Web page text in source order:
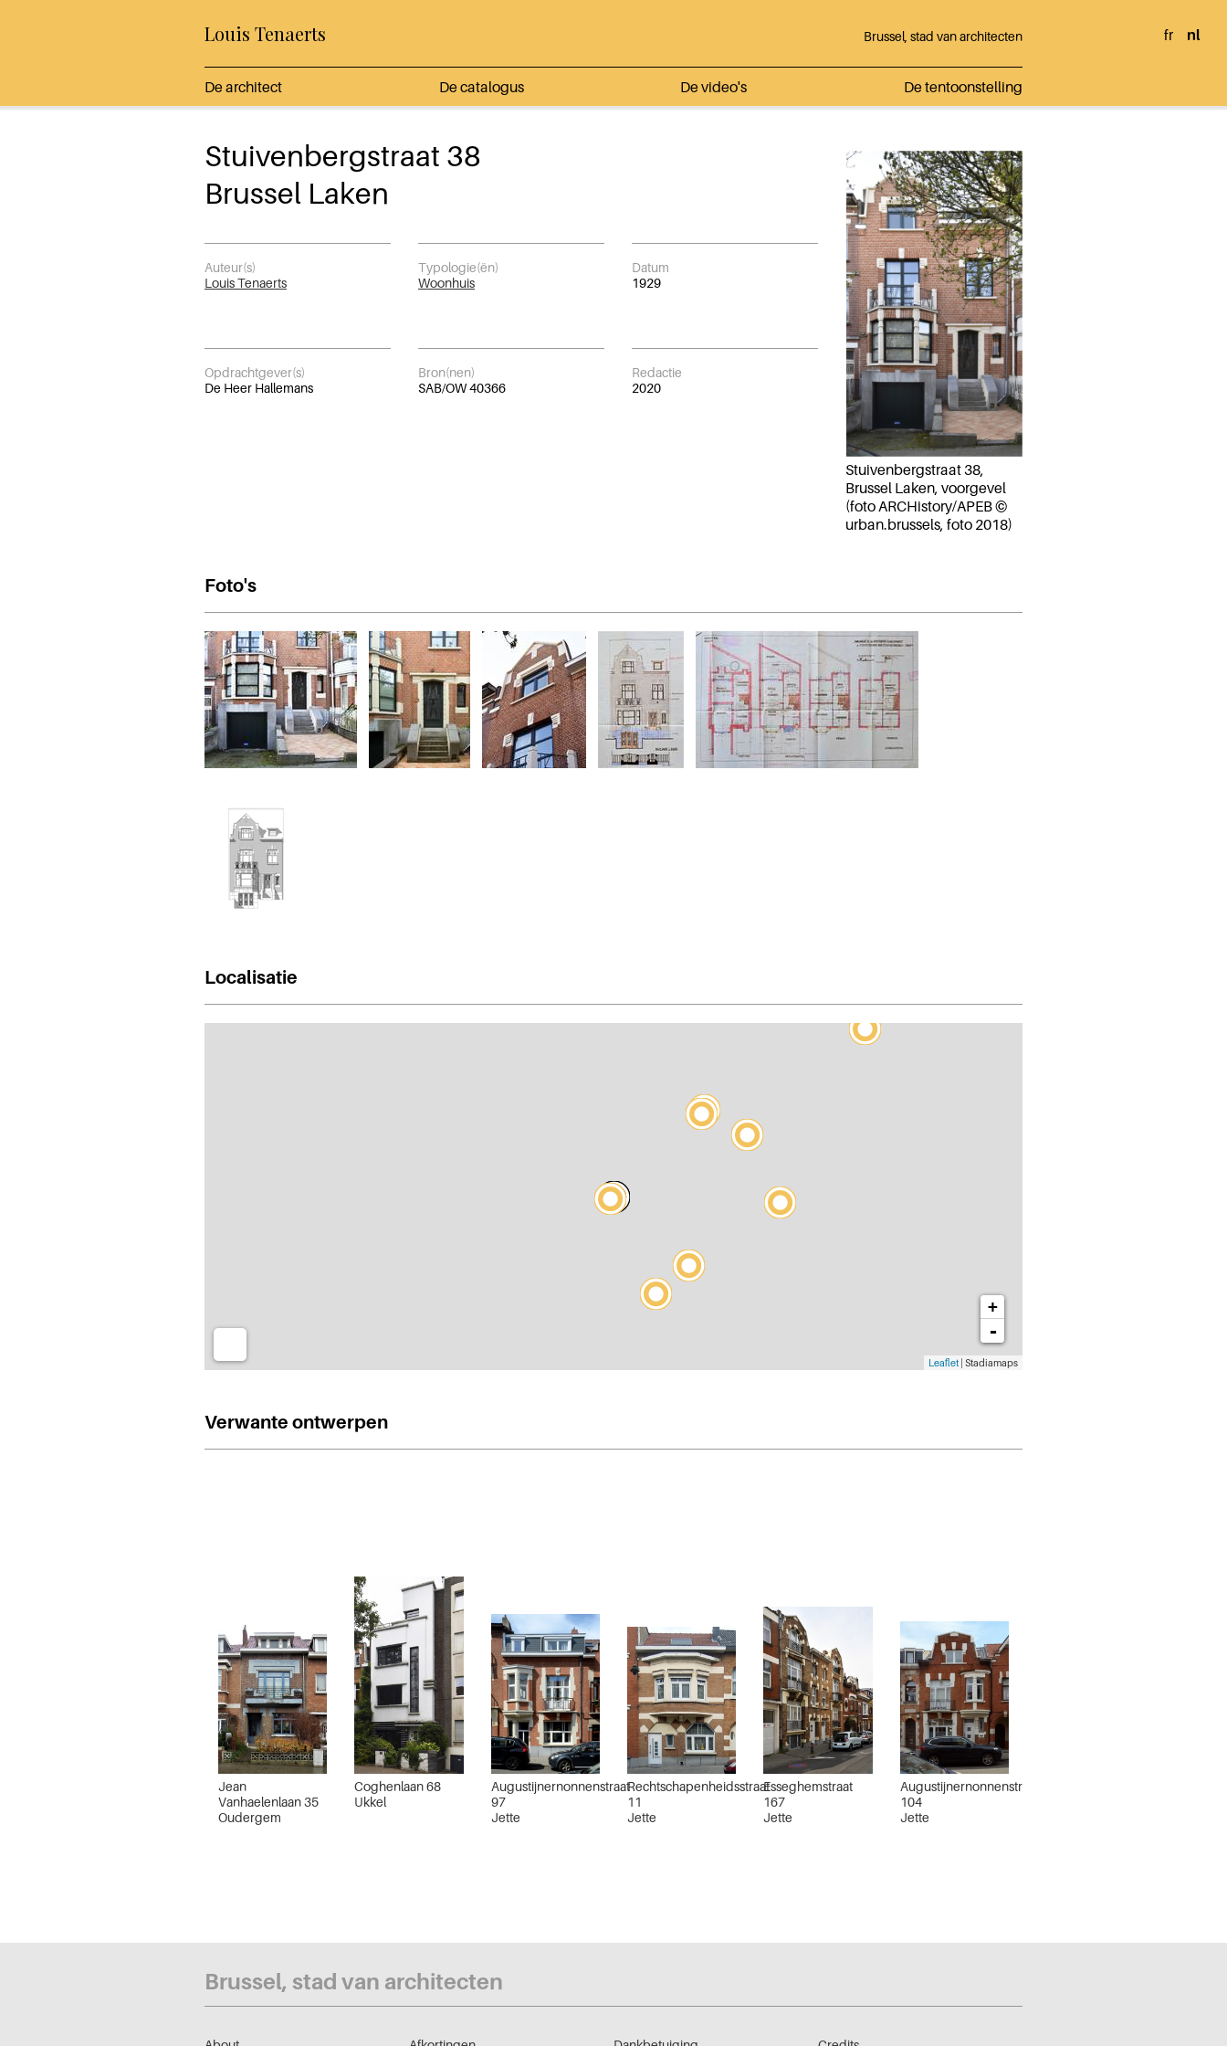
Louis Tenaerts Brussel, stad van architecten
De architect De catalogus De video's De tentoonstelling
fr nl
Stuivenbergstraat 38
Brussel Laken
Auteur(s)
Louis Tenaerts
Typologie(ën)
Woonhuis
Datum
1929
Opdrachtgever(s)
De Heer Hallemans
Bron(nen)
SAB/OW 40366
Redactie
2020
Stuivenbergstraat 38,
Brussel Laken, voorgevel
(foto ARCHistory/APEB ©
urban.brussels, foto 2018)
Foto's
Localisatie
+
-
Leaflet | Stadiamaps
Verwante ontwerpen
Jean
Vanhaelenlaan 35
Oudergem
Coghenlaan 68
Ukkel
Augustijnernonnenstraat
97
Jette
Rechtschapenheidsstraat
11
Jette
Esseghemstraat
167
Jette
Augustijnernonnenstraat
104
Jette
Brussel, stad van architecten